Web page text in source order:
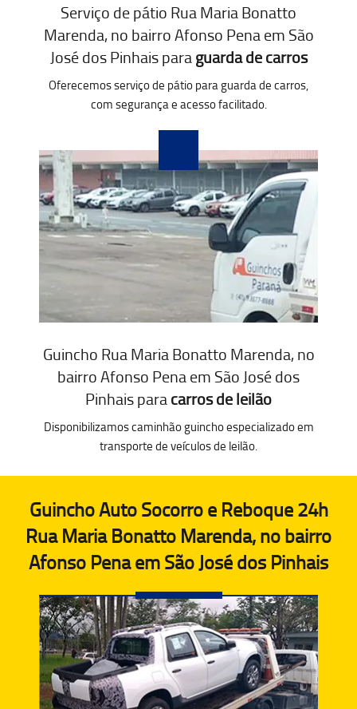
Serviço de pátio Rua Maria Bonatto
Marenda, no bairro Afonso Pena em São
José dos Pinhais paraguarda de carros
Oferecemos serviço de pátio para guarda de carros,
com segurança e acesso facilitado.
Guincho Rua Maria Bonatto Marenda, no
bairro Afonso Pena em São José dos
Pinhais paracarros de leilão
Disponibilizamos caminhão guincho especializado em
transporte de veículos de leilão.
Guincho Auto Socorro e Reboque 24h
Rua Maria Bonatto Marenda, no bairro
Afonso Pena em São José dos Pinhais